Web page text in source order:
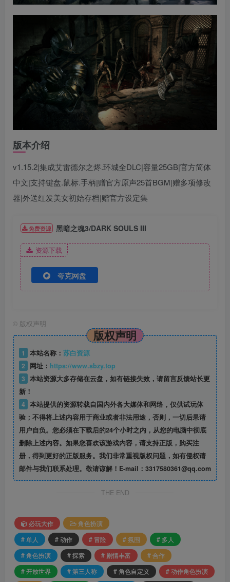
版本介绍
v1.15.2|集成艾雷德尔之烬.环城全DLC|容量25GB|官方简体
中文|支持键盘.鼠标.手柄|赠官方原声25首BGM|赠多项修改
器|外送红发美女初始存档|赠官方设定集
免费资源 黑暗之魂3/DARK SOULS III
资源下载
夸克网盘
© 版权声明
版权声明
1 本站名称： 苏白资源
2
网址： https://www.sbzy.top
3 本站资源大多存储在云盘，如有链接失效，请留言反馈站长更
新！
4 本站提供的资源转载自国内外各大媒体和网络，仅供试玩体
验；不得将上述内容用于商业或者非法用途，否则，一切后果请
用户自负。您必须在下载后的24个小时之内，从您的电脑中彻底
删除上述内容。如果您喜欢该游戏内容，请支持正版，购买注
册，得到更好的正版服务。我们非常重视版权问题，如有侵权请
邮件与我们联系处理。敬请谅解！E-mail：3317580361@qq.com
THE END
必玩大作
角色扮演
# 单人
# 动作 # 冒险 # 氛围
# 多人
# 角色扮演
# 探索 # 剧情丰富
# 合作
# 开放世界
# 第三人称 # 角色自定义
# 动作角色扮演